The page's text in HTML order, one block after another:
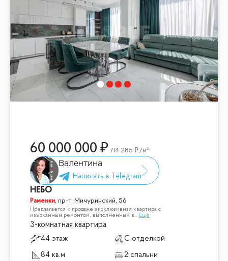
60 000 000 714 285 /м²
Валентина
НЕБО
Раменки,пр-т. Мичуринский, 56
Предлагается к продаже эксклюзивная квартира с
изысканным ремонтом, выполненным в... Ещё
3-комнатная квартира
44 этаж
С отделкой
84 кв.м
2 спальни